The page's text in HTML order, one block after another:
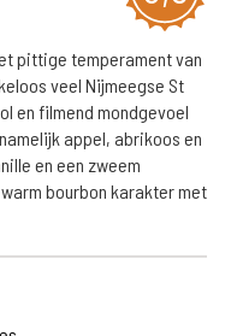
pittige temperament van
veel Nijmeegse St
en filmend mondgevoel
appel, abrikoos en
en een zweem
bourbon karakter met